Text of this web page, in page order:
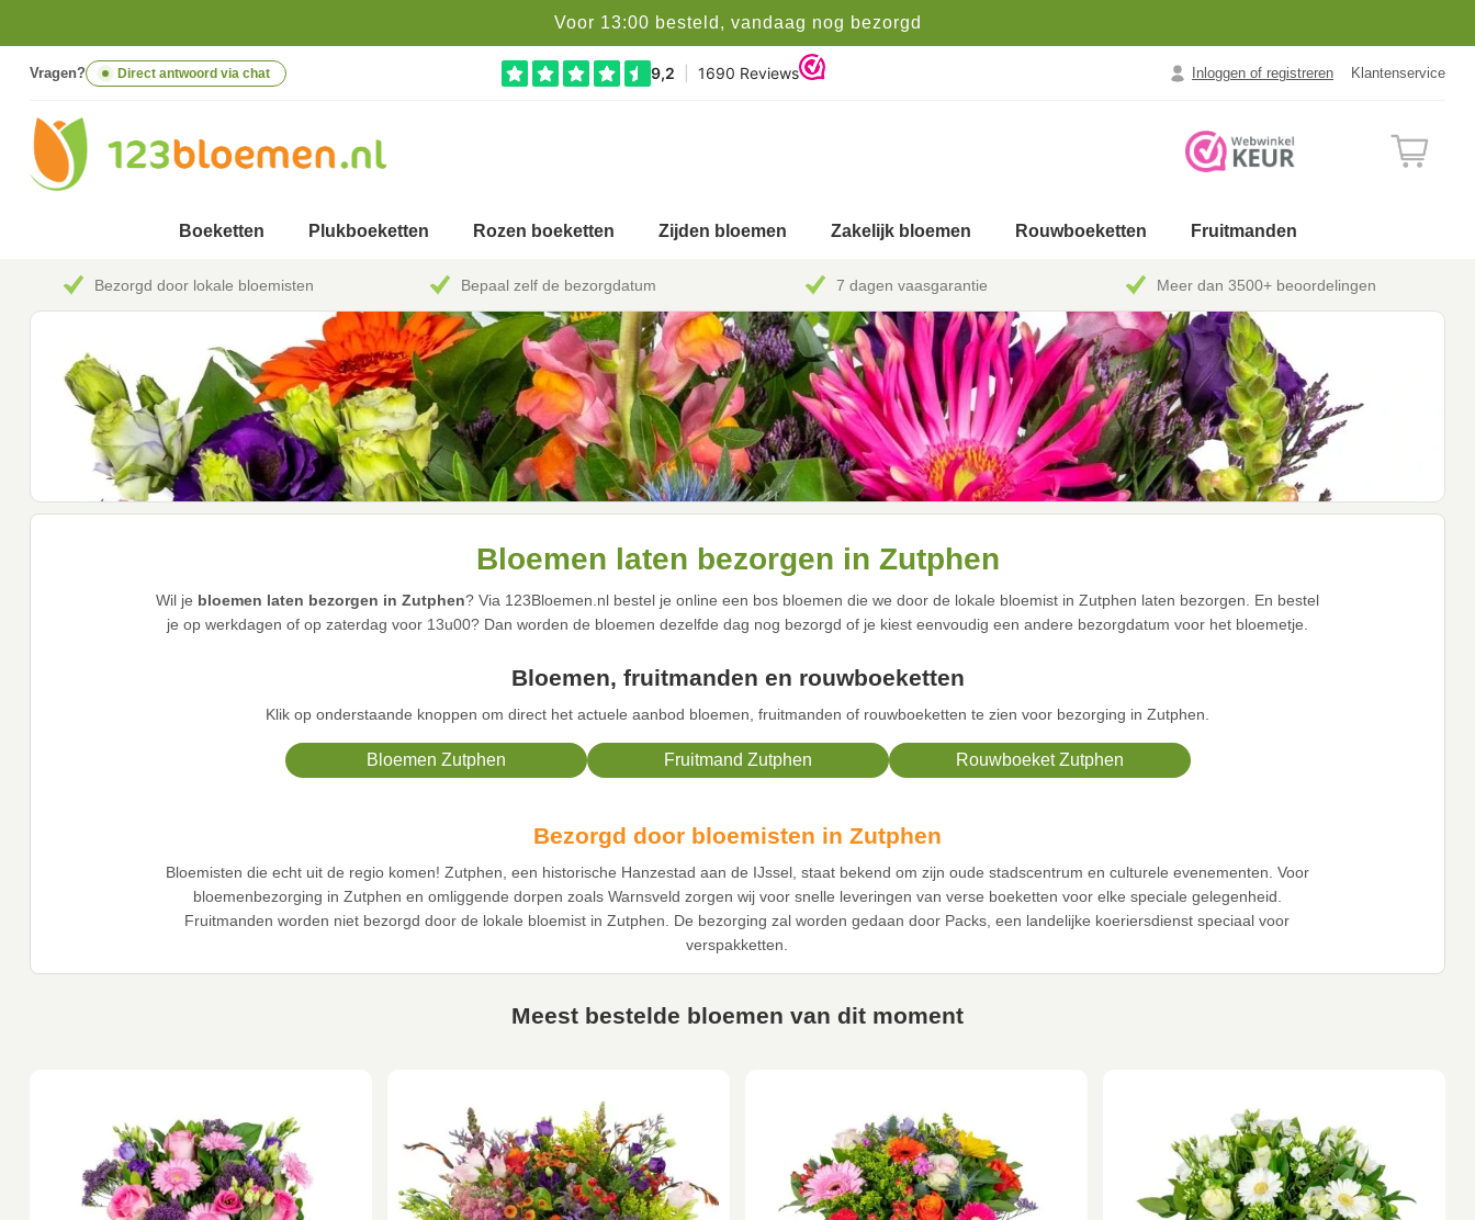
Voor 13:00 besteld, vandaag nog bezorgd
Vragen? Direct antwoord via chat Inloggen of registreren Klantenservice
Boeketten Plukboeketten Rozen boeketten Zijden bloemen Zakelijk bloemen Rouwboeketten Fruitmanden
Bezorgd door lokale bloemisten Bepaal zelf de bezorgdatum 7 dagen vaasgarantie Meer dan 3500+ beoordelingen
Bloemen laten bezorgen in Zutphen
Wil je bloemen laten bezorgen in Zutphen? Via 123Bloemen.nl bestel je online een bos bloemen die we door de lokale bloemist in Zutphen laten bezorgen. En bestel
je op werkdagen of op zaterdag voor 13u00? Dan worden de bloemen dezelfde dag nog bezorgd of je kiest eenvoudig een andere bezorgdatum voor het bloemetje.
Bloemen, fruitmanden en rouwboeketten
Klik op onderstaande knoppen om direct het actuele aanbod bloemen, fruitmanden of rouwboeketten te zien voor bezorging in Zutphen.
Bloemen Zutphen Fruitmand Zutphen Rouwboeket Zutphen
Bezorgd door bloemisten in Zutphen
Bloemisten die echt uit de regio komen! Zutphen, een historische Hanzestad aan de IJssel, staat bekend om zijn oude stadscentrum en culturele evenementen. Voor
bloemenbezorging in Zutphen en omliggende dorpen zoals Warnsveld zorgen wij voor snelle leveringen van verse boeketten voor elke speciale gelegenheid.
Fruitmanden worden niet bezorgd door de lokale bloemist in Zutphen. De bezorging zal worden gedaan door Packs, een landelijke koeriersdienst speciaal voor
verspakketten.
Meest bestelde bloemen van dit moment